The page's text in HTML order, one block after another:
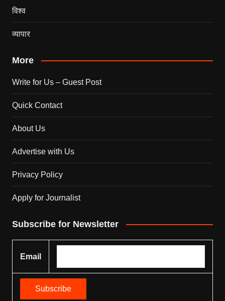
विश्व
व्यापार
More
Write for Us – Guest Post
Quick Contact
About Us
Advertise with Us
Privacy Policy
Apply for Journalist
Subscribe for Newsletter
Email